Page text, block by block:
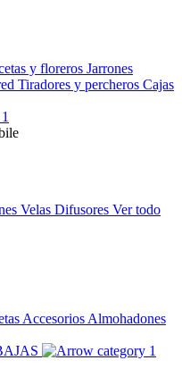
y floreros Jarrones
Tiradores y percheros Cajas
Velas Difusores Ver todo
Accesorios Almohadones